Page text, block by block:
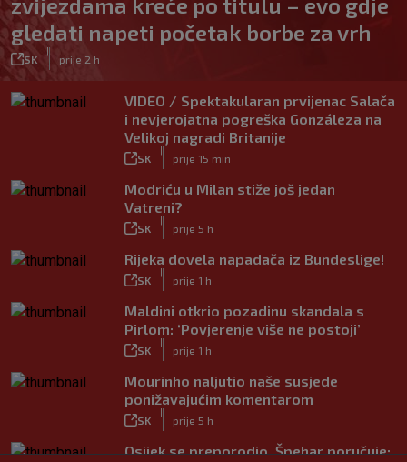
gledati napeti početak borbe za vrh
SK prije 2 h
VIDEO / Spektakularan prvijenac Salača
i nevjerojatna pogreška Gonzáleza na
Velikoj nagradi Britanije
SK prije 15 min
Modriću u Milan stiže još jedan
Vatreni?
SK prije 5 h
Rijeka dovela napadača iz Bundeslige!
SK prije 1 h
Maldini otkrio pozadinu skandala s
Pirlom: ‘Povjerenje više ne postoji’
SK prije 1 h
Mourinho naljutio naše susjede
ponižavajućim komentarom
SK prije 5 h
Osijek se preporodio, Špehar poručuje: